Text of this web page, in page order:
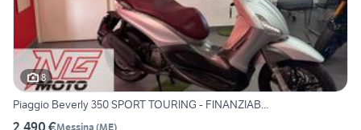
8
Piaggio Beverly 350 SPORT TOURING - FINANZIAB...
Messina (ME)